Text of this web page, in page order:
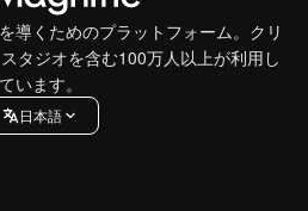
導くためのプラットフォーム。クリ
タジオを含む100万人以上が利用し
ています。
日本語